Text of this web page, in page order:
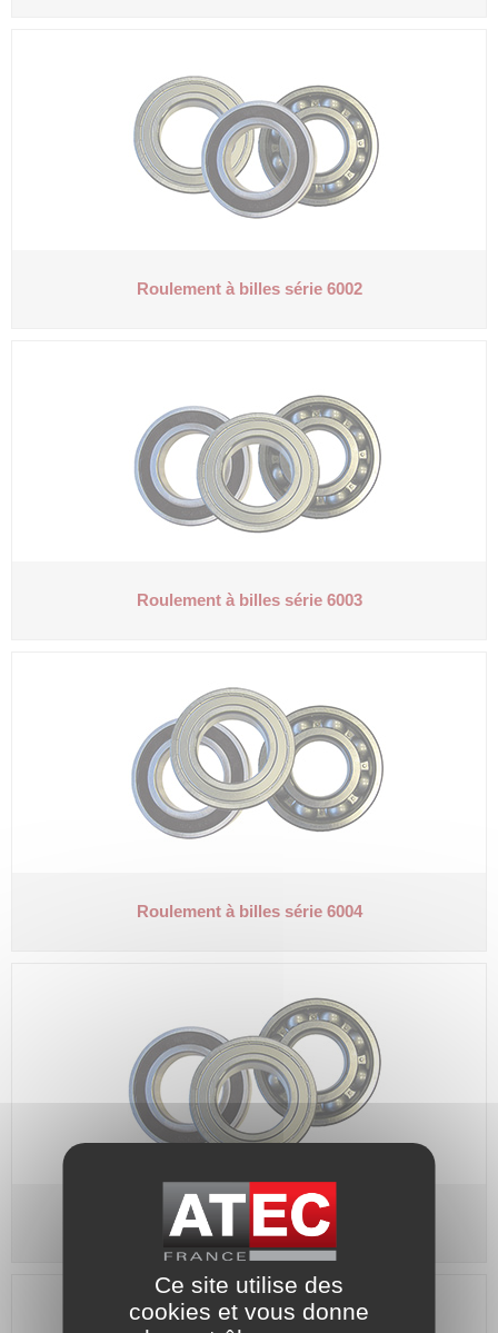
Roulement à billes série 6002
Roulement à billes série 6003
Roulement à billes série 6004
Roulement à billes série 6005
Ce site utilise des
cookies et vous donne